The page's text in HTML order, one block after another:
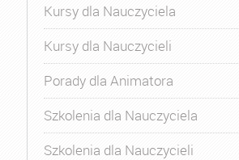
Kursy dla Nauczyciela
Kursy dla Nauczycieli
Porady dla Animatora
Szkolenia dla Nauczyciela
Szkolenia dla Nauczycieli